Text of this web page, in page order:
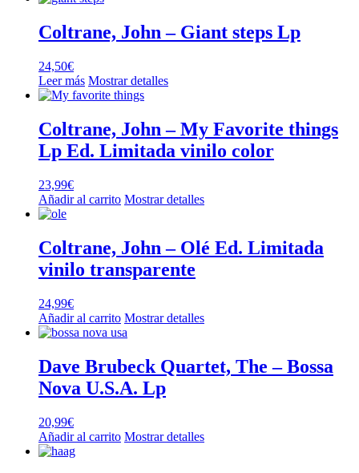
Coltrane, John – Giant steps Lp
24,50€
Leer más Mostrar detalles
Coltrane, John – My Favorite things
Lp Ed. Limitada vinilo color
23,99€
Añadir al carrito Mostrar detalles
Coltrane, John – Olé Ed. Limitada
vinilo transparente
24,99€
Añadir al carrito Mostrar detalles
Dave Brubeck Quartet, The – Bossa
Nova U.S.A. Lp
20,99€
Añadir al carrito Mostrar detalles